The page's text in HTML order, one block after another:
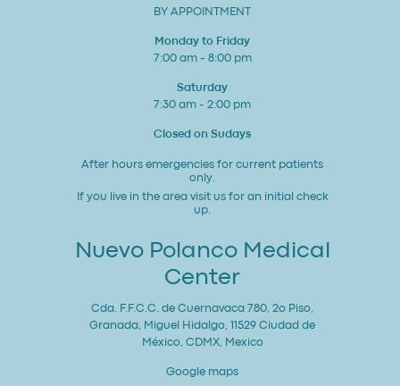
BY APPOINTMENT
Monday to Friday
7:00 am - 8:00 pm
Saturday
7:30 am - 2:00 pm
Closed on Sudays
After hours emergencies for current patients
only.
If you live in the area visit us for an initial check
up.
Nuevo Polanco Medical
Center
Cda. F.F.C.C. de Cuernavaca 780, 2o Piso,
Granada, Miguel Hidalgo, 11529 Ciudad de
México, CDMX, Mexico
Google maps